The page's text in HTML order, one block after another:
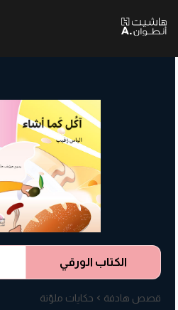
الكتاب الورقي
قصص هادفة حكايات ملوّنة